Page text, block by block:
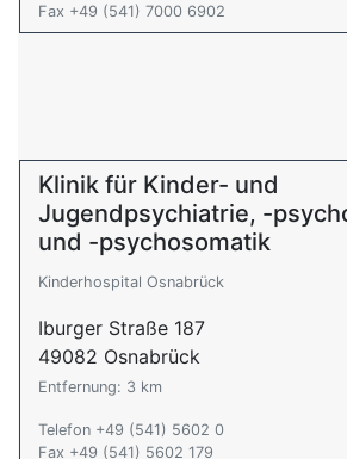
Fax +49 (541) 7000 6902
Klinik für Kinder- und
Jugendpsychiatrie, -
und -psychosomatik
Kinderhospital Osnabrück
Iburger Straße 187
49082 Osnabrück
Entfernung: 3 km
Telefon +49 (541) 5602 0
Fax +49 (541) 5602 179